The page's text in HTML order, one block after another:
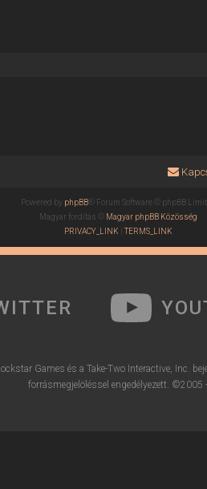
Powered by phpBB® Forum Software © phpBB
Magyar fordítás © Magyar phpBB Közösség
PRIVACY_LINK |TERMS_LINK
Games és a Take-Two Interactive,
forrásmegjelöléssel engedélyezett. ©2005 -